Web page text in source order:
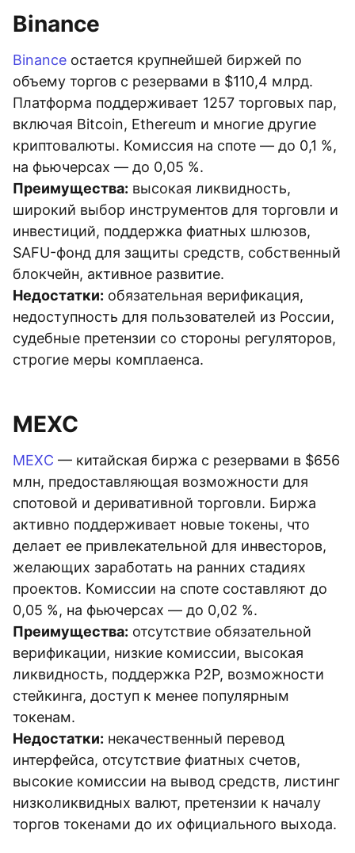
Binance
Binance остается крупнейшей биржей по
объему торгов с резервами в $110,4 млрд.
Платформа поддерживает 1257 торговых пар,
включая Bitcoin, Ethereum и многие другие
криптовалюты. Комиссия на споте — до 0,1 %,
на фьючерсах — до 0,05 %.
Преимущества: высокая ликвидность,
широкий выбор инструментов для торговли и
инвестиций, поддержка фиатных шлюзов,
SAFU-фонд для защиты средств, собственный
блокчейн, активное развитие.
Недостатки: обязательная верификация,
недоступность для пользователей из России,
судебные претензии со стороны регуляторов,
строгие меры комплаенса.
MEXC
MEXC — китайская биржа с резервами в $656
млн, предоставляющая возможности для
спотовой и деривативной торговли. Биржа
активно поддерживает новые токены, что
делает ее привлекательной для инвесторов,
желающих заработать на ранних стадиях
проектов. Комиссии на споте составляют до
0,05 %, на фьючерсах — до 0,02 %.
Преимущества: отсутствие обязательной
верификации, низкие комиссии, высокая
ликвидность, поддержка P2P, возможности
стейкинга, доступ к менее популярным
токенам.
Недостатки: некачественный перевод
интерфейса, отсутствие фиатных счетов,
высокие комиссии на вывод средств, листинг
низколиквидных валют, претензии к началу
торгов токенами до их официального выхода.